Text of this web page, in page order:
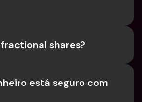
shares?
está seguro com